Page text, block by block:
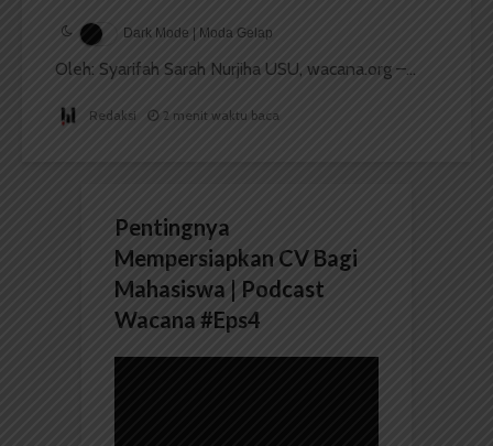
Dark Mode | Moda Gelap
Oleh: Syarifah Sarah Nurjiha USU, wacana.org –...
Redaksi 2 menit waktu baca
Pentingnya
Mempersiapkan CV Bagi
Mahasiswa | Podcast
Wacana #Eps4